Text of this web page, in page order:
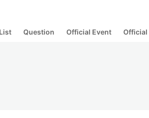
Question Official Event Official